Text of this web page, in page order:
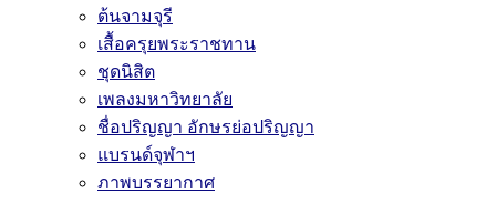
ต้นจามจุรี
เสื้อครุยพระราชทาน
ชุดนิสิต
เพลงมหาวิทยาลัย
ชื่อปริญญา อักษรย่อปริญญา
แบรนด์จุฬาฯ
ภาพบรรยากาศ